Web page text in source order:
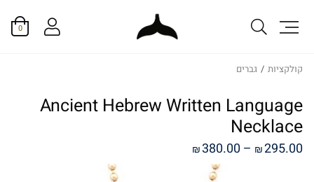
0
קולקציות / גברים
Ancient Hebrew Written Language
Necklace
₪295.00
–
₪ 380.00